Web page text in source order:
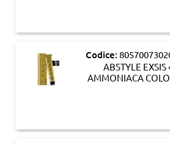
Codice:
ABSTYLE
AMMONIACA